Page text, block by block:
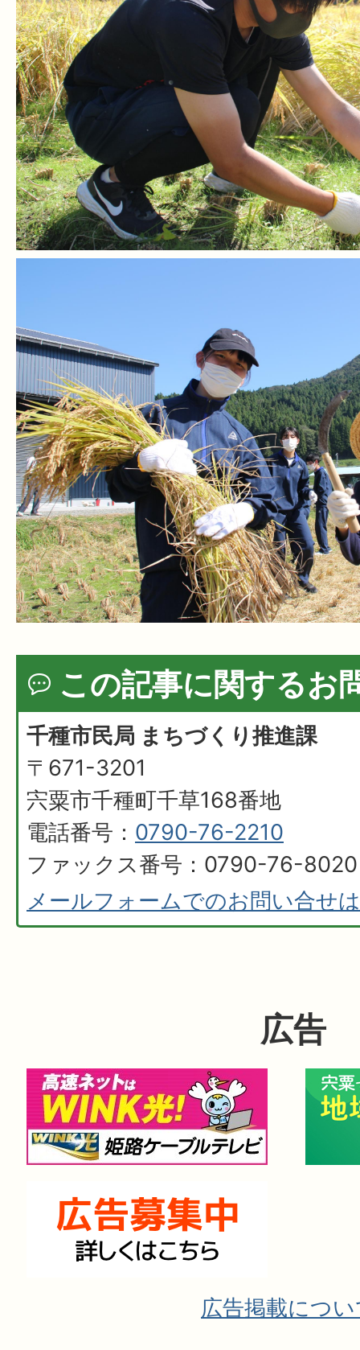
この記事に関するお
千種市民局 まちづくり推進課
〒671-3201
宍粟市千種町千草168番地
電話番号： 0790-76-2210
ファックス番号：0790-76-8020
メールフォームでのお問い合せ
広告
広告掲載につ